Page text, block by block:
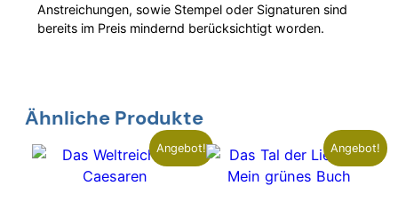
Anstreichungen, sowie Stempel oder Signaturen sind
bereits im Preis mindernd berücksichtigt worden.
Ähnliche Produkte
Angebot! Angebot!